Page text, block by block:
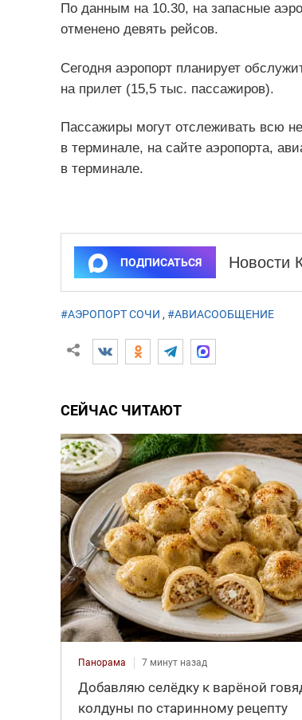
По данным на 10.30, на запасные
отменено девять рейсов.
Сегодня аэропорт планирует
на прилет (15,5 тыс. пассажиров).
Пассажиры могут отслеживать всю
в терминале, на сайте аэропорта,
в терминале.
ПОДПИСАТЬСЯ Новости
#АЭРОПОРТ СОЧИ , #АВИАСООБЩЕНИЕ
СЕЙЧАС ЧИТАЮТ
Панорама 7 минут назад
Добавляю селёдку к варёной
колдуны по старинному рецепту